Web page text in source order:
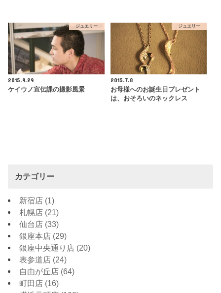
ジュエリー
2015.9.29
ケイウノ宣伝課の撮影風景
ジュエリー
2015.7.8
お母様へのお誕生日プレゼント
は、おそろいのネックレス
カテゴリー
新宿店 (1)
札幌店 (21)
仙台店 (33)
銀座本店 (29)
銀座中央通り店 (20)
表参道店 (24)
自由が丘店 (64)
町田店 (16)